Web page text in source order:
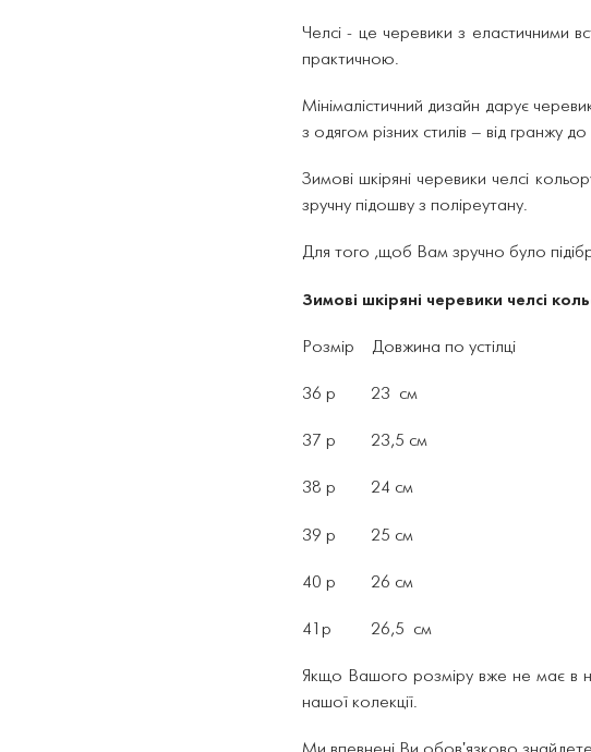
Челсі - це черевики з еластичними
практичною.
Мінімалістичний дизайн дарує
з одягом різних стилів – від гранжу до
Зимові шкіряні черевики челсі
зручну підошву з поліреутану.
Для того ,щоб Вам зручно було
Зимові шкіряні черевики челсі
Розмір Довжина по устілці
36 р 23 см
37 р 23,5 см
38 р 24 см
39 р 25 см
40 р 26 см
41р 26,5 см
Якщо Вашого розміру вже не має в
нашої колекції.